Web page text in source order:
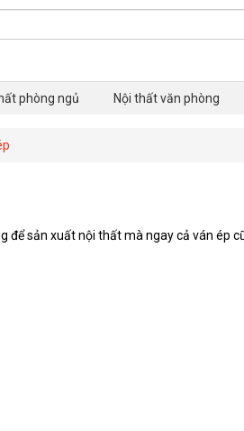
phòng ngủ Nội thất văn phòng
sản xuất nội thất mà ngay cả ván